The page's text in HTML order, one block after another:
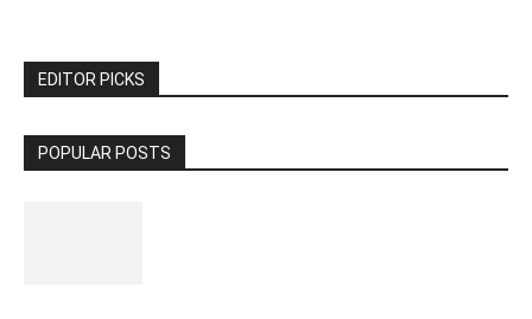
EDITOR PICKS
POPULAR POSTS